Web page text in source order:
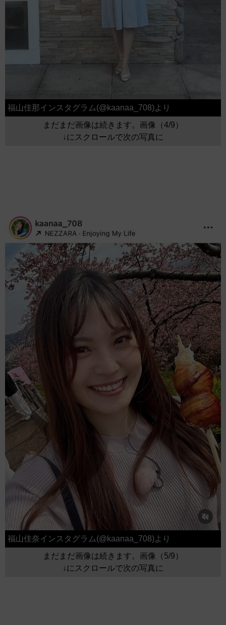
福山佳那インスタグラム(@kaanaa_708)より
まだまだ画像は続きます。画像（4/9）
↓にスクロールで次の写真に
福山佳奈インスタグラム(@kaanaa_708)より
まだまだ画像は続きます。画像（5/9）
↓にスクロールで次の写真に